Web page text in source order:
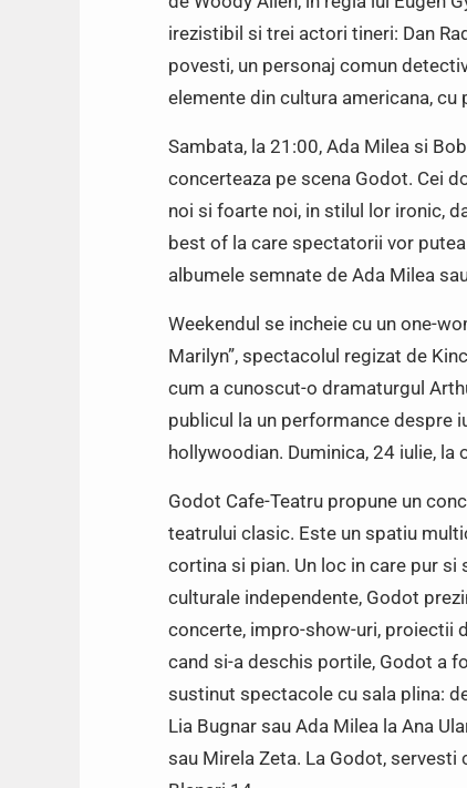
irezistibil si trei actori tineri: Dan
povesti, un personaj comun
elemente din cultura americana,
Sambata, la 21:00, Ada Milea si
concerteaza pe scena Godot. Cei
noi si foarte noi, in stilul lor ironic,
best of la care spectatorii vor
albumele semnate de Ada Milea
Weekendul se incheie cu un one-
Marilyn”, spectacolul regizat de
cum a cunoscut-o dramaturgul
publicul la un performance despre
hollywoodian. Duminica, 24 iulie, la
Godot Cafe-Teatru propune un
teatrului clasic. Este un spatiu
cortina si pian. Un loc in care pur
culturale independente, Godot
concerte, impro-show-uri, proiectii
cand si-a deschis portile, Godot a
sustinut spectacole cu sala plina:
Lia Bugnar sau Ada Milea la Ana
sau Mirela Zeta. La Godot, servesti